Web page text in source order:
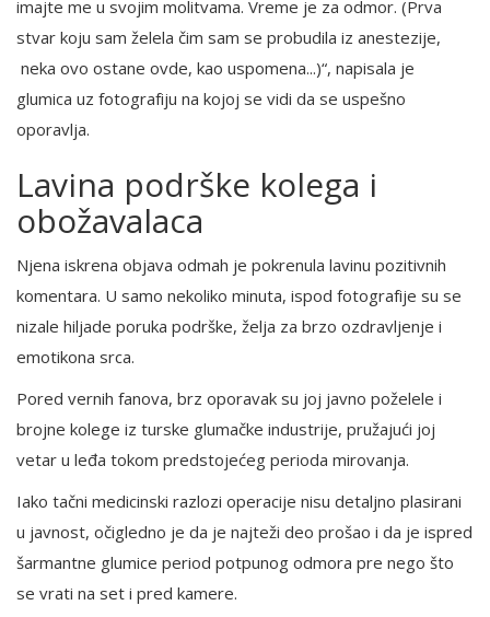
imajte me u svojim molitvama. Vreme je za odmor. (Prva
stvar koju sam želela čim sam se probudila iz anestezije,
neka ovo ostane ovde, kao uspomena...)“, napisala je
glumica uz fotografiju na kojoj se vidi da se uspešno
oporavlja.
Lavina podrške kolega i
obožavalaca
Njena iskrena objava odmah je pokrenula lavinu pozitivnih
komentara. U samo nekoliko minuta, ispod fotografije su se
nizale hiljade poruka podrške, želja za brzo ozdravljenje i
emotikona srca.
Pored vernih fanova, brz oporavak su joj javno poželele i
brojne kolege iz turske glumačke industrije, pružajući joj
vetar u leđa tokom predstojećeg perioda mirovanja.
Iako tačni medicinski razlozi operacije nisu detaljno plasirani
u javnost, očigledno je da je najteži deo prošao i da je ispred
šarmantne glumice period potpunog odmora pre nego što
se vrati na set i pred kamere.